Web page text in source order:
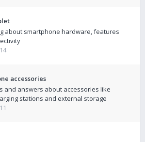
about smartphone hardware, features
14
accessories
and answers about accessories like
stations and external storage
11